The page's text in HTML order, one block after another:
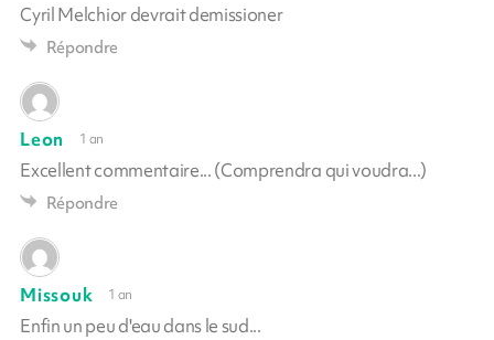
Cyril Melchior devrait demissioner
Répondre
Leon 1 an
Excellent commentaire... (Comprendra qui voudra...)
Répondre
Missouk 1 an
Enfin un peu d'eau dans le sud...